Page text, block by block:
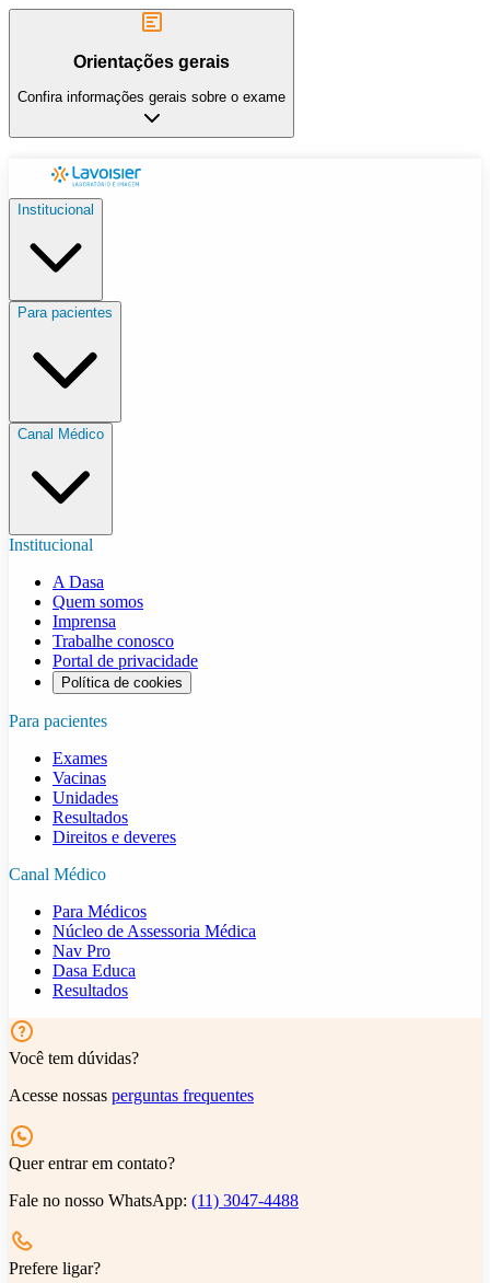
Orientações gerais
Confira informações gerais sobre o exame
Institucional
Para pacientes
Canal Médico
Institucional
A Dasa
Quem somos
Imprensa
Trabalhe conosco
Portal de privacidade
Política de cookies
Para pacientes
Exames
Vacinas
Unidades
Resultados
Direitos e deveres
Canal Médico
Para Médicos
Núcleo de Assessoria Médica
Nav Pro
Dasa Educa
Resultados
Você tem dúvidas?
Acesse nossas perguntas frequentes
Quer entrar em contato?
Fale no nosso WhatsApp: (11) 3047-4488
Prefere ligar?